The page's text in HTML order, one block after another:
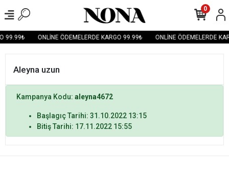
99.99₺ ONLİNE ÖDEMELERDE KARGO 99.99₺ ONLİNE ÖDEMELERDE
0
Aleyna uzun
Kampanya Kodu: aleyna4672
Başlagıç Tarihi: 31.10.2022 13:15
Bitiş Tarihi: 17.11.2022 15:55